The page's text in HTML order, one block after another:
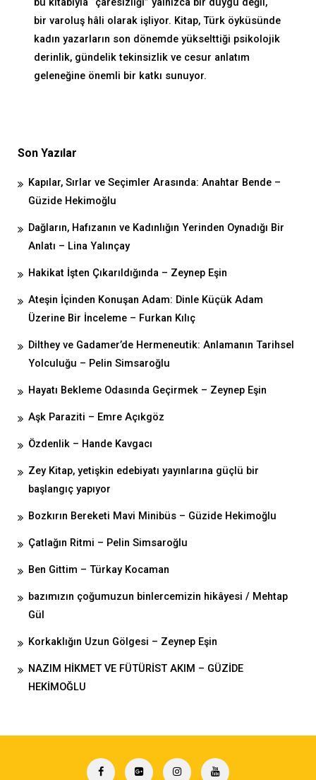
bu kitabıyla “çaresizliği” yalnızca bir duygu değil,
bir varoluş hâli olarak işliyor. Kitap, Türk öyküsünde
kadın yazarların son dönemde yükselttiği psikolojik
derinlik, gündelik tekinsizlik ve cesur anlatım
geleneğine önemli bir katkı sunuyor.
Son Yazılar
Kapılar, Sırlar ve Seçimler Arasında: Anahtar Bende –
Güzide Hekimoğlu
Dağların, Hafızanın ve Kadınlığın Yerinden Oynadığı Bir
Anlatı – Lina Yalınçay
Hakikat İşten Çıkarıldığında – Zeynep Eşin
Ateşin İçinden Konuşan Adam: Dinle Küçük Adam
Üzerine Bir İnceleme – Furkan Kılıç
Dilthey ve Gadamer’de Hermeneutik: Anlamanın Tarihsel
Yolculuğu – Pelin Simsaroğlu
Hayatı Bekleme Odasında Geçirmek – Zeynep Eşin
Aşk Paraziti – Emre Açıkgöz
Özdenlik – Hande Kavgacı
Zey Kitap, yetişkin edebiyatı yayınlarına güçlü bir
başlangıç yapıyor
Bozkırın Bereketi Mavi Minibüs – Güzide Hekimoğlu
Çatlağın Ritmi – Pelin Simsaroğlu
Ben Gittim – Türkay Kocaman
bazımızın çoğumuzun binlercemizin hikâyesi / Mehtap
Gül
Korkaklığın Uzun Gölgesi – Zeynep Eşin
NAZIM HİKMET VE FÜTÜRİST AKIM – GÜZİDE
HEKİMOĞLU